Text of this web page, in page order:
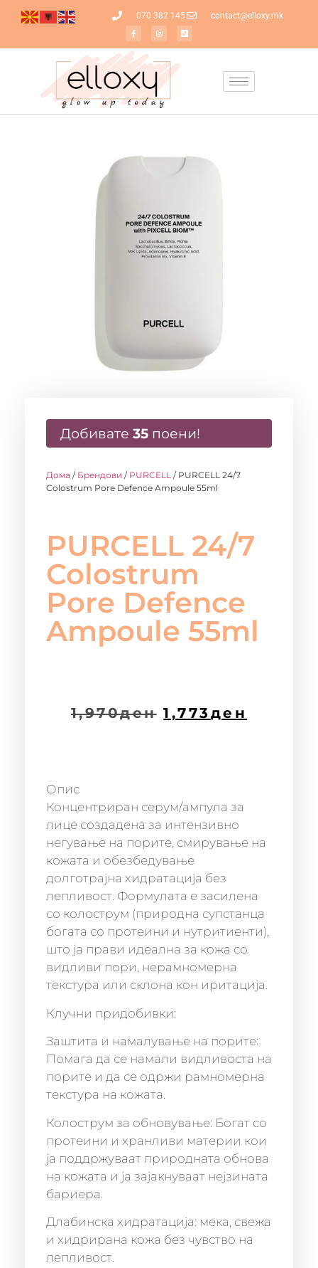
070 382 145 contact@elloxy.mk
Добивате 35 поени!
Дома / Брендови / PURCELL / PURCELL 24/7
Colostrum Pore Defence Ampoule 55ml
PURCELL 24/7
Colostrum
Pore Defence
Ampoule 55ml
1,970ден 1,773 ден
Опис
Концентриран серум/ампула за
лице создадена за интензивно
негување на порите, смирување на
кожата и обезбедување
долготрајна хидратација без
лепливост. Формулата е засилена
со колострум (природна супстанца
богата со протеини и нутритиенти),
што ја прави идеална за кожа со
видливи пори, нерамномерна
текстура или склона кон иритација.
Клучни придобивки:
Заштита и намалување на порите:
Помага да се намали видливоста на
порите и да се одржи рамномерна
текстура на кожата.
Колострум за обновување: Богат со
протеини и хранливи материи кои
ја поддржуваат природната обнова
на кожата и ја зајакнуваат нејзината
бариера.
Длабинска хидратација: мека, свежа
и хидрирана кожа без чувство на
лепливост.